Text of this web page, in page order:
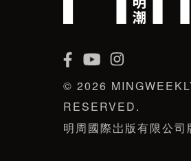
© 2026
RESERVED.
明周國際岀版有限公司